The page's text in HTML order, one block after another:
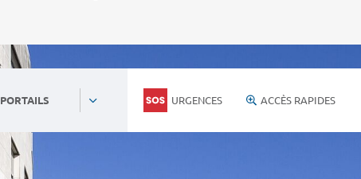
URGENCES ACCÈS RAPIDES